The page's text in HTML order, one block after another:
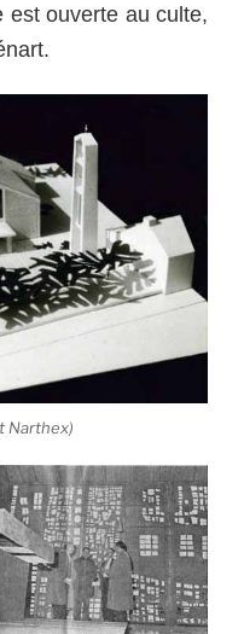
est ouverte au culte,
Narthex)